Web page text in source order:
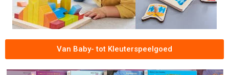
Van Baby- tot Kleuterspeelgoed